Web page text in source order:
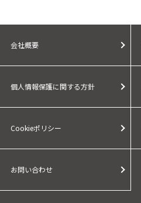
会社概要
個人情報保護に関する方針
Cookieポリシー
お問い合わせ